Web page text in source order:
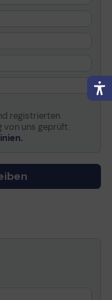
Seiten bei 5%
registrierten
von uns geprüft.